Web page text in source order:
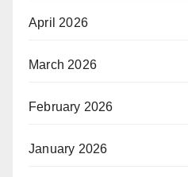
April 2026
March 2026
February 2026
January 2026